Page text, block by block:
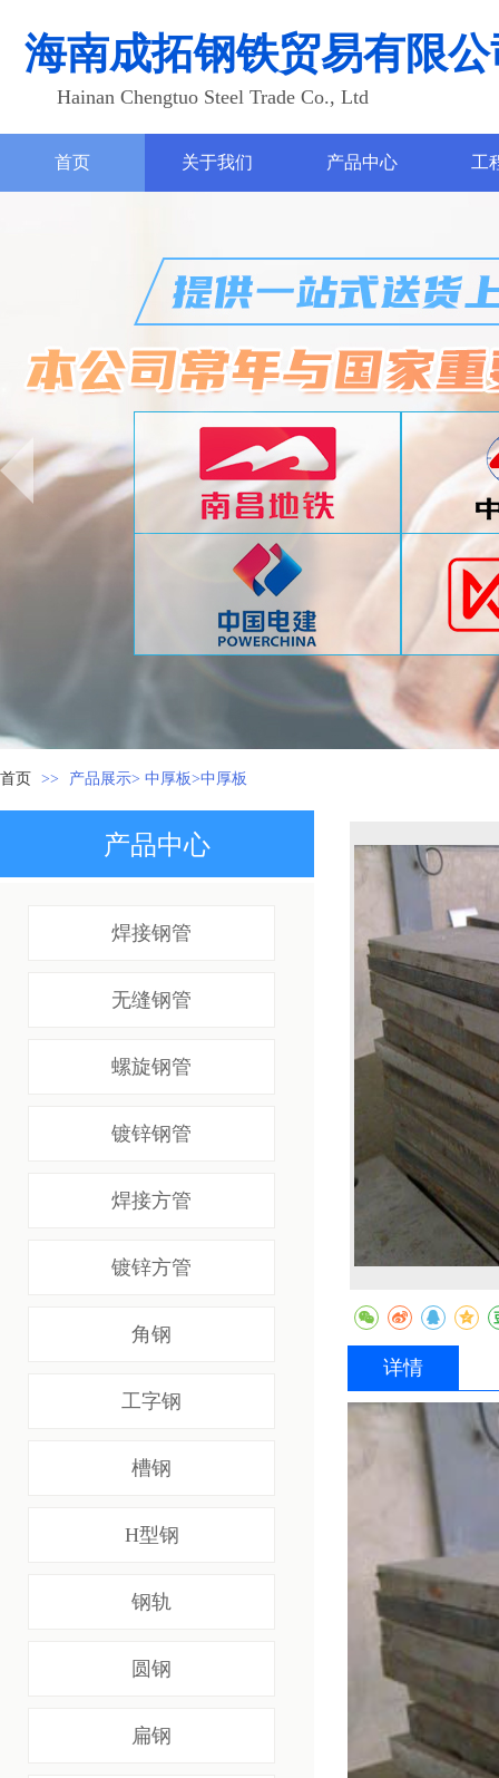
海南成拓钢铁贸易有限
Hainan Chengtuo Steel Trade Co., Ltd
首页 关于我们 产品中心 工
首页 >> 产品展示> 中厚板>中厚板
产品中心
焊接钢管
无缝钢管
螺旋钢管
镀锌钢管
焊接方管
镀锌方管
角钢
工字钢
槽钢
H型钢
钢轨
圆钢
扁钢
详情